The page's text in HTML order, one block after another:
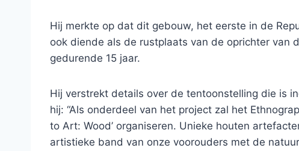
Hij merkte op dat dit gebouw, het eerste in de
ook diende als de rustplaats van de oprichter van
gedurende 15 jaar.
Hij verstrekt details over de tentoonstelling die is
hij: “Als onderdeel van het project zal het
to Art: Wood’ organiseren. Unieke houten
artistieke band van onze voorouders met de